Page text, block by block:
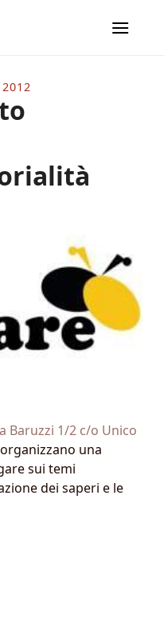
2012
Baruzzi 1/2 c/o Unico
una
sui temi
dei saperi e le